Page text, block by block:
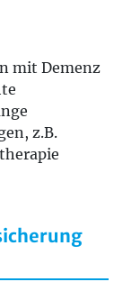
mit Demenz
z.B.